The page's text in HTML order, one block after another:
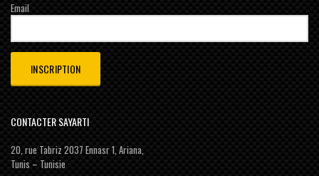
Email
CONTACTER SAYARTI
20, rue Tabriz 2037 Ennasr 1, Ariana,
Tunis – Tunisie